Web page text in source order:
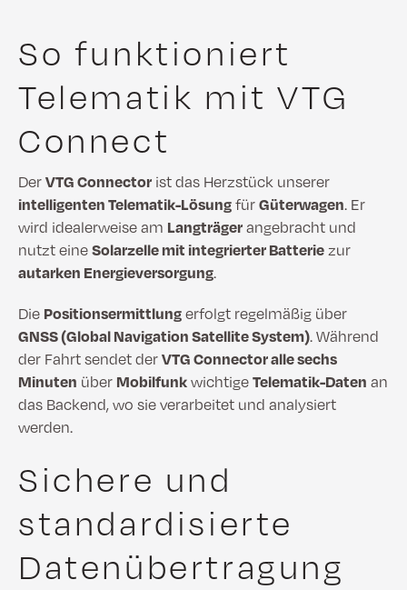
So funktioniert
Telematik mit VTG
Connect
DerVTG Connector ist das Herzstück unserer
intelligenten Telematik-LösungfürGüterwagen. Er
wird idealerweise am Langträgerangebracht und
nutzt eineSolarzelle mit integrierter Batteriezur
autarken Energieversorgung.
Die Positionsermittlungerfolgt regelmäßig über
GNSS (Global Navigation Satellite System). Während
der Fahrt sendet derVTG Connector alle sechs
Minuten über MobilfunkwichtigeTelematik-Daten an
das Backend, wo sie verarbeitet und analysiert
werden.
Sichere und
standardisierte
Datenübertragung